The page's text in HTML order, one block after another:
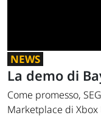
NEWS
La demo di
Come promesso,
Marketplace di Xbox